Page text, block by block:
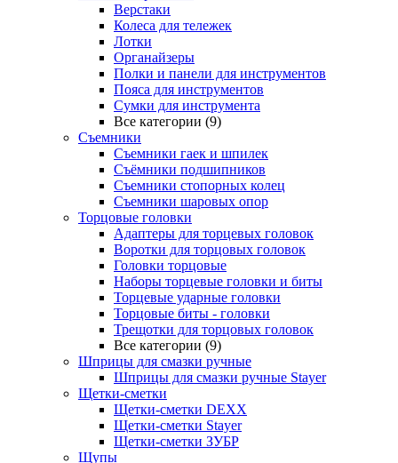
Верстаки
Колеса для тележек
Лотки
Органайзеры
Полки и панели для инструментов
Пояса для инструментов
Сумки для инструмента
Все категории (9)
Съемники
Съемники гаек и шпилек
Съёмники подшипников
Съемники стопорных колец
Съемники шаровых опор
Торцовые головки
Адаптеры для торцевых головок
Воротки для торцовых головок
Головки торцовые
Наборы торцевые головки и биты
Торцевые ударные головки
Торцовые биты - головки
Трещотки для торцовых головок
Все категории (9)
Шприцы для смазки ручные
Шприцы для смазки ручные Stayer
Щетки-сметки
Щетки-сметки DEXX
Щетки-сметки Stayer
Щетки-сметки ЗУБР
Щупы